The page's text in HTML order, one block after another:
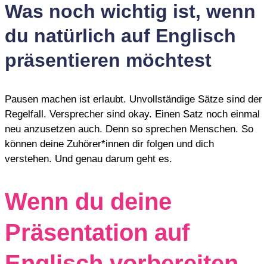
Was noch wichtig ist, wenn
du natürlich auf Englisch
präsentieren möchtest
Pausen machen ist erlaubt. Unvollständige Sätze sind der
Regelfall. Versprecher sind okay. Einen Satz noch einmal
neu anzusetzen auch. Denn so sprechen Menschen. So
können deine Zuhörer*innen dir folgen und dich
verstehen. Und genau darum geht es.
Wenn du deine
Präsentation auf